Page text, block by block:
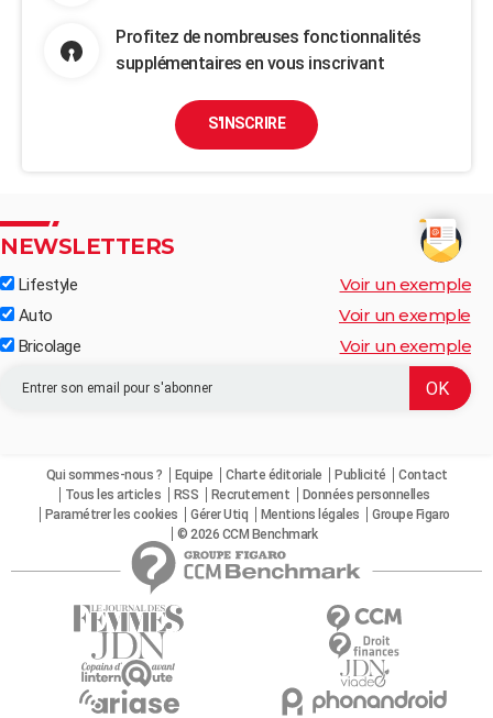
Profitez de nombreuses fonctionnalités
supplémentaires en vous inscrivant
S'INSCRIRE
NEWSLETTERS
Lifestyle Voir un exemple
Auto Voir un exemple
Bricolage Voir un exemple
Qui sommes-nous ? Equipe Charte éditoriale Publicité
Contact
Tous les articles
RSS Recrutement
Données personnelles
Paramétrer les cookies
Gérer Utiq Mentions légales
Groupe Figaro
© 2026 CCM Benchmark